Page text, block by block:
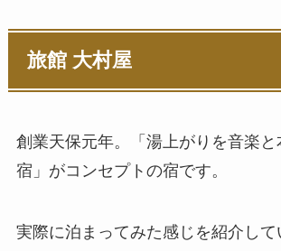
旅館 大村屋
創業天保元年。「湯上がりを音楽と
宿」がコンセプトの宿です。
実際に泊まってみた感じを紹介して